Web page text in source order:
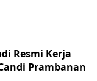
Resmi Kerja
Prambanan